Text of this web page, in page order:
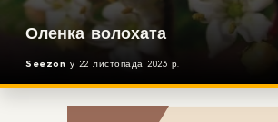
Оленка волохата
Seezon у 22 листопада 2023 р.